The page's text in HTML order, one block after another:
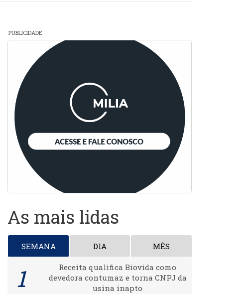
PUBLICIDADE
As mais lidas
SEMANA DIA MÊS
Receita qualifica Biovida como
devedora contumaz e torna CNPJ da
usina inapto